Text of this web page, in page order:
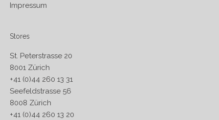
Impressum
Stores
St. Peterstrasse 20
8001 Zürich
+41 (0)44 260 13 31
Seefeldstrasse 56
8008 Zürich
+41 (0)44 260 13 20